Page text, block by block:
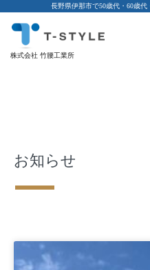
長野県伊那市で50歳代・60歳
株式会社 竹腰工業所
お知らせ